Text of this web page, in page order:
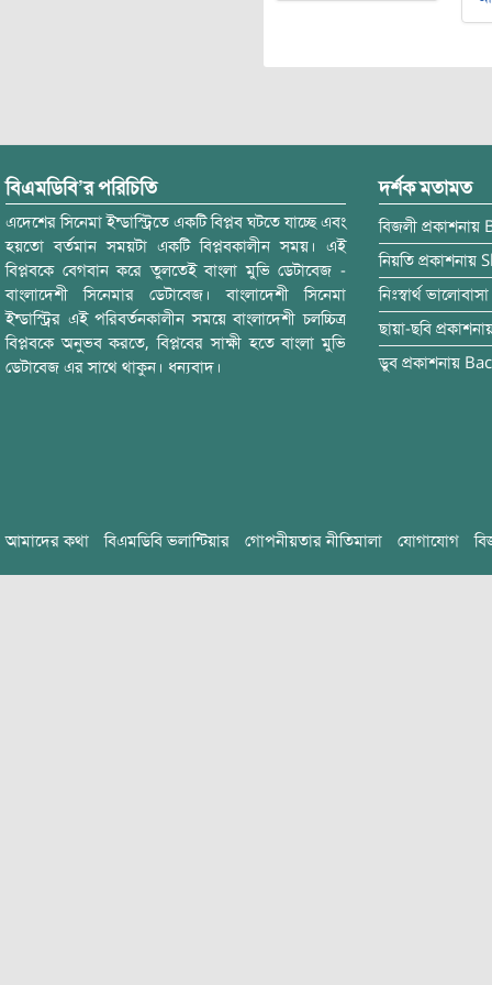
বিএমডিবি’র পরিচিতি
এদেশের সিনেমা ইন্ডাস্ট্রিতে একটি বিপ্লব ঘটতে যাচ্ছে এবং
হয়তো বর্তমান সময়টা একটি বিপ্লবকালীন সময়। এই
বিপ্লবকে বেগবান করে তুলতেই বাংলা মুভি ডেটাবেজ -
বাংলাদেশী সিনেমার ডেটাবেজ। বাংলাদেশী সিনেমা
ইন্ডাস্ট্রির এই পরিবর্তনকালীন সময়ে বাংলাদেশী চলচ্চিত্র
বিপ্লবকে অনুভব করতে, বিপ্লবের সাক্ষী হতে বাংলা মুভি
ডেটাবেজ এর সাথে থাকুন। ধন্যবাদ।
দর্শক মতামত
বিজলী প্রকাশনায়
নিয়তি প্রকাশনায়
নিঃস্বার্থ ভালোবাসা
ছায়া-ছবি
ডুব প্রকাশনায়
আমাদের কথা বিএমডিবি ভলান্টিয়ার গোপনীয়তার নীতিমালা যোগাযোগ